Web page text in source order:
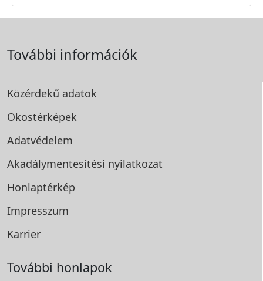
További információk
Közérdekű adatok
Okostérképek
Adatvédelem
Akadálymentesítési nyilatkozat
Honlaptérkép
Impresszum
Karrier
További honlapok